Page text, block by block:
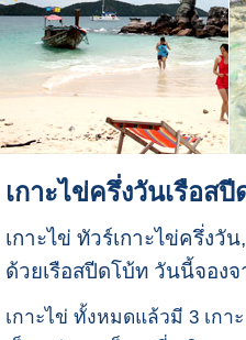
เกาะไข่ครึ่งวันเรือส
เกาะไข่ ทัวร์เกาะไข่ครึ่งวั
ด้วยเรือสปีดโบ้ท วันนี้จอง
เกาะไข่ ทั้งหมดแล้วมี 3 เกา